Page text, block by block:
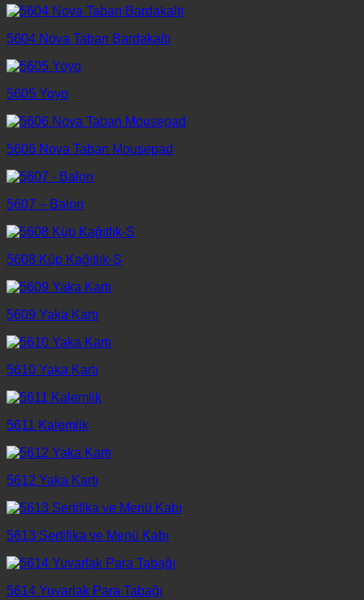
5604 Nova Taban Bardakaltı
5605 Yoyo
5606 Nova Taban Mousepad
5607 – Balon
5608 Küp Kağıtlık-S
5609 Yaka Kartı
5610 Yaka Kartı
5611 Kalemlik
5612 Yaka Kartı
5613 Sertifika ve Menü Kabı
5614 Yuvarlak Para Tabağı